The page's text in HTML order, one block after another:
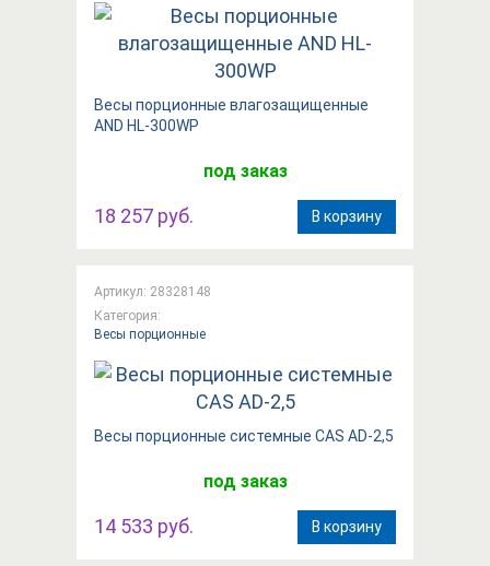
Вeсы порционные влагозащищенные
AND HL-300WP
под заказ
18 257 руб. В корзину
Артикул: 28328148
Категория:
Весы порционные
Весы порционные системные CAS AD-2,5
под заказ
14 533 руб. В корзину